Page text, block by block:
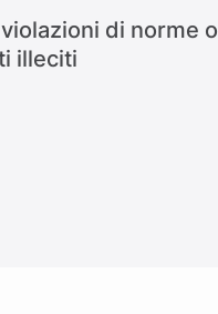
di norme o
illeciti